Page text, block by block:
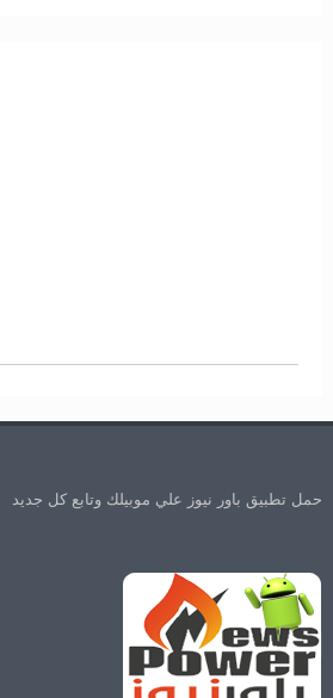
حمل تطبيق باور نيوز علي موبيلك وتابع كل جديد